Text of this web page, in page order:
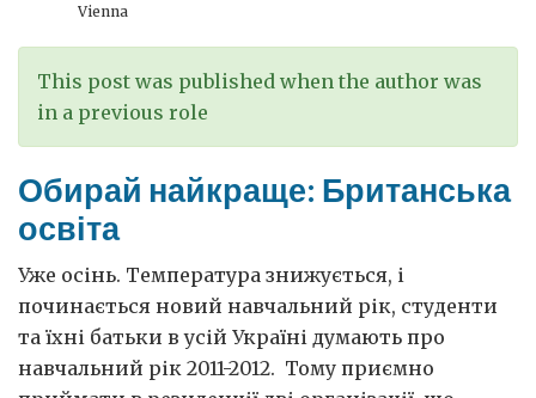
Vienna
This post was published when the author was
in a previous role
Обирай найкраще: Британська
освіта
Уже осінь. Температура знижується, і
починається новий навчальний рік, студенти
та їхні батьки в усій Україні думають про
навчальний рік 2011-2012. Тому приємно